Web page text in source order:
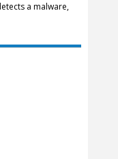
a malware,